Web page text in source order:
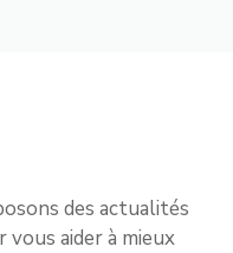
des actualités
aider à mieux